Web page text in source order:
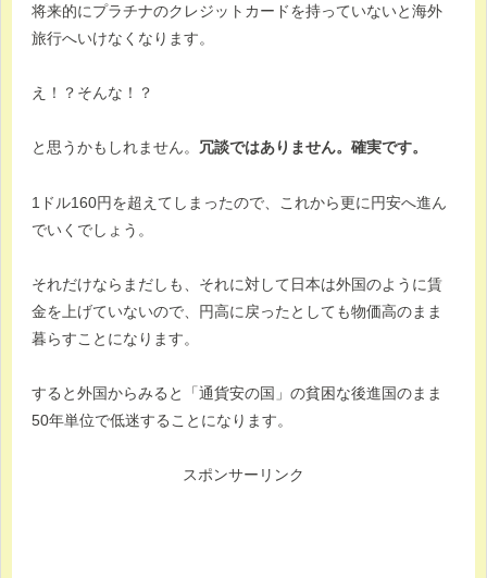
将来的にプラチナのクレジットカードを持っていないと海外
旅行へいけなくなります。
え！？そんな！？
と思うかもしれません。 冗談ではありません。確実です。
1ドル160円を超えてしまったので、これから更に円安へ進ん
でいくでしょう。
それだけならまだしも、それに対して日本は外国のように賃
金を上げていないので、円高に戻ったとしても物価高のまま
暮らすことになります。
すると外国からみると「通貨安の国」の貧困な後進国のまま
50年単位で低迷することになります。
スポンサーリンク